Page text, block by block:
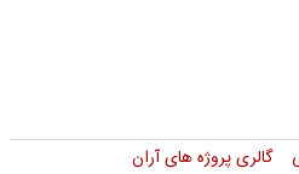
گالری پروژه‌ ­های آران